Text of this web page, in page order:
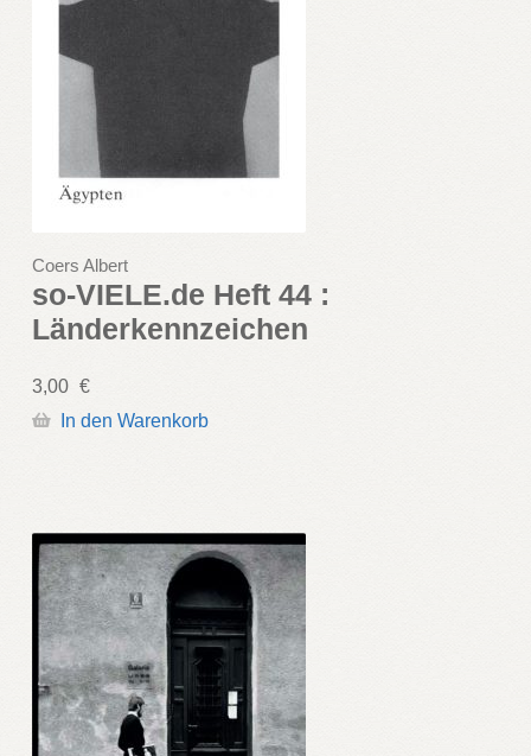
Coers Albert
so-VIELE.de Heft 44 :
Länderkennzeichen
3,00 €
In den Warenkorb